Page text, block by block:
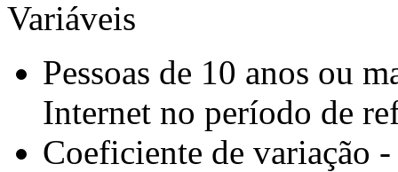
Variáveis
Pessoas de 10 anos ou
Internet no período de
Coeficiente de variação -